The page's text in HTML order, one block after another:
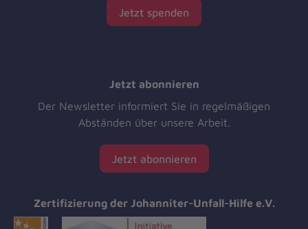
Jetzt spenden
Jetzt abonnieren
Der Newsletter informiert Sie in regelmäßigen
Abständen über unsere Arbeit.
Jetzt abonnieren
Zertifizierung der Johanniter-Unfall-Hilfe e.V.